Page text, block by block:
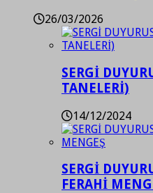
26/03/2026
SERGİ
TANELERİ)
14/12/2024
SERGİ
FERAHİ